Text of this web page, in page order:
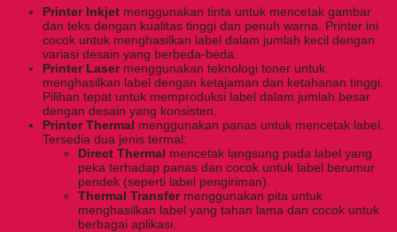
Printer Inkjet menggunakan tinta untuk mencetak gambar
dan teks dengan kualitas tinggi dan penuh warna. Printer ini
cocok untuk menghasilkan label dalam jumlah kecil dengan
variasi desain yang berbeda-beda.
Printer Lasermenggunakan teknologi toner untuk
menghasilkan label dengan ketajaman dan ketahanan tinggi.
Pilihan tepat untuk memproduksi label dalam jumlah besar
dengan desain yang konsisten.
Printer Thermal menggunakan panas untuk mencetak label.
Tersedia dua jenis termal:
Direct Thermal mencetak langsung pada label yang
peka terhadap panas dan cocok untuk label berumur
pendek (seperti label pengiriman).
Thermal Transfermenggunakan pita untuk
menghasilkan label yang tahan lama dan cocok untuk
berbagai aplikasi.